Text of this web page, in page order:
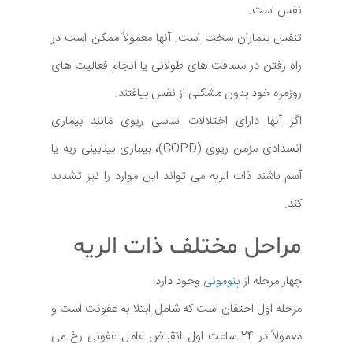
نفس است.
تنفس بیماران سخت است. آنها معمولاً ممکن است در
راه رفتن در مسافت های طولانی یا انجام فعالیت های
روزمره خود بدون مشکلی از نفس بیافتند.
اگر آنها دارای اختلالات اساسی ریوی مانند بیماری
انسدادی مزمن ریوی (COPD)، بیماری بینابینی ریه یا
آسم باشند ذات الریه می تواند این موارد را نیز تشدید
کند.
مراحل مختلف ذات الریه
چهار مرحله ازپنومونی وجود دارد:
مرحله اول احتقان است که شامل ابتلا به عفونت است و
معمولاً در 24 ساعت اول انقباض عامل عفونی رخ می